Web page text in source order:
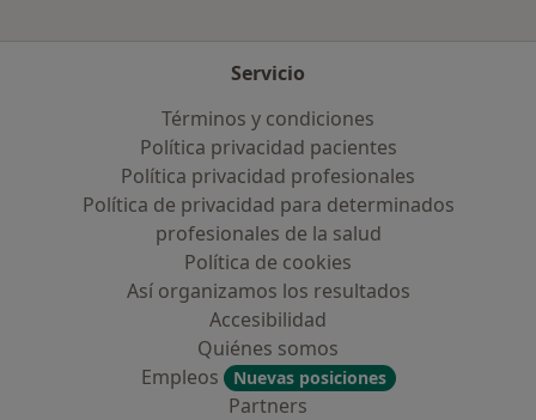
Servicio
Términos y condiciones
Política privacidad pacientes
Política privacidad profesionales
Política de privacidad para determinados
profesionales de la salud
Política de cookies
Así organizamos los resultados
Accesibilidad
Quiénes somos
Empleos
Nuevas posiciones
Partners